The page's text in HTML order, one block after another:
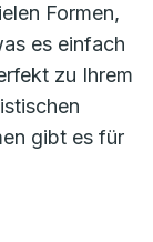
Formen,
es einfach
zu Ihrem
gibt es für